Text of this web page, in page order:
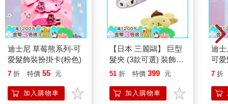
試著用一個男性名字寄出一篇文章，用自己來進行一次實驗。我
建立了一個新的電子郵件帳號，再次向同樣的機構投稿，這一次
用的名字是J.D.。在幾個小時之內，我的收件匣裡就出現了一封
回信：我的稿件被採用了。我花了好幾個月的時間試圖以潔西卡
的名字來發表同一篇文章。J.D.卻在一天之內就辦到了。
那篇文章開啟了我的職業生涯。身為J.D.，我不僅更成功，在自
我表達上也覺得更自由。我更為直接，較少道歉。我會寫只有一
行的電子郵件，不多加解釋和說明。我近距離觀察到偏見及其反
面──優勢──乃是具有穿透力的動態力量，不僅會從外部對其接
迪士尼 草莓熊系列-可
愛髮飾裝扮掛卡(粉色)
7 折 特價 55 元
加入購物車
【日本 三麗鷗】 巨型
髮夾 (3款可選) 裝飾髮
夾 三麗鷗周邊 凱蒂貓
51 折 特價 399 元
加入購物車
迪
可
色)
7 折